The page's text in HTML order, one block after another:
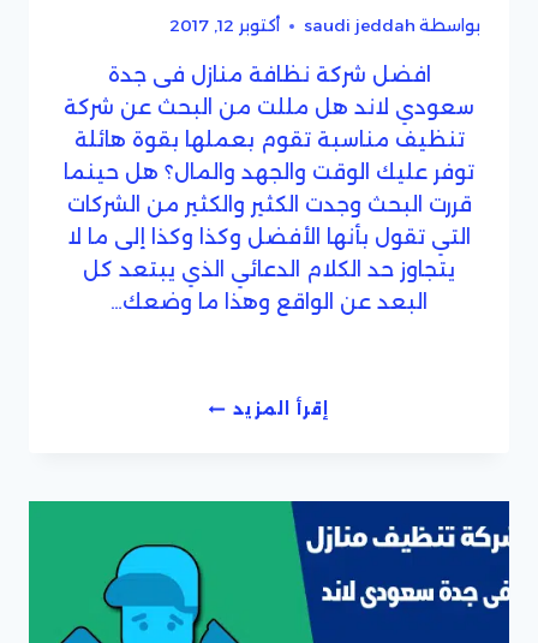
بواسطة saudi jeddah أكتوبر 12, 2017
افضل شركة نظافة منازل فى جدة
سعودي لاند هل مللت من البحث عن شركة
تنظيف مناسبة تقوم بعملها بقوة هائلة
توفر عليك الوقت والجهد والمال؟ هل حينما
قررت البحث وجدت الكثير والكثير من الشركات
التي تقول بأنها الأفضل وكذا وكذا إلى ما لا
يتجاوز حد الكلام الدعائي الذي يبتعد كل
البعد عن الواقع وهذا ما وضعك…
إقرأ المزيدشركة
جدة